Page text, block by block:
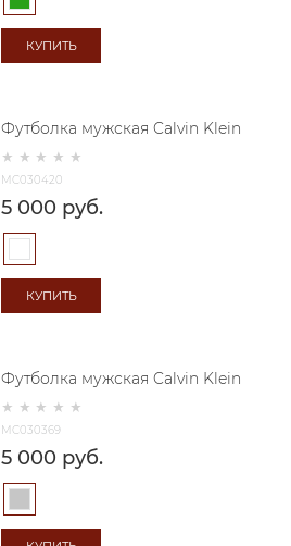
КУПИТЬ
MC030420
Футболка мужская Calvin Klein
5 000 руб.
КУПИТЬ
MC030369
Футболка мужская Calvin Klein
5 000 руб.